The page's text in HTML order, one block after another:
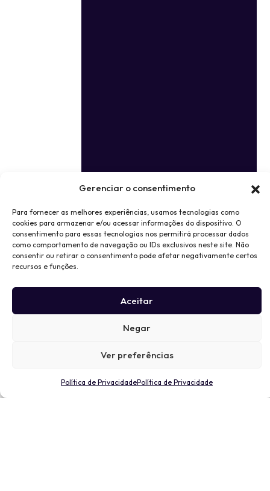
Gerenciar o consentimento
Para fornecer as melhores experiências, usamos tecnologias como
cookies para armazenar e/ou acessar informações do dispositivo. O
consentimento para essas tecnologias nos permitirá processar dados
como comportamento de navegação ou IDs exclusivos neste site. Não
consentir ou retirar o consentimento pode afetar negativamente certos
recursos e funções.
Aceitar
Negar
Ver preferências
Política de PrivacidadePolítica de Privacidade